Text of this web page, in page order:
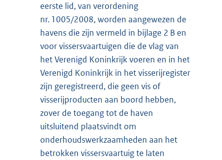
eerste lid, van verordening
nr. 1005/2008, worden aangewezen de
havens die zijn vermeld in bijlage 2 B en
voor vissersvaartuigen die de vlag van
het Verenigd Koninkrijk voeren en in het
Verenigd Koninkrijk in het visserijregister
zijn geregistreerd, die geen vis of
visserijproducten aan boord hebben,
zover de toegang tot de haven
uitsluitend plaatsvindt om
onderhoudswerkzaamheden aan het
betrokken vissersvaartuig te laten